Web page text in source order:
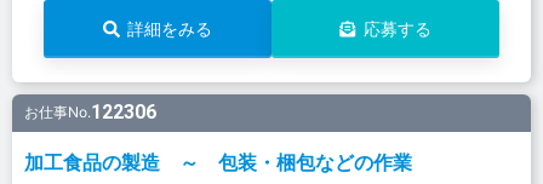
詳細をみる 応募する
お仕事No.122306
加工食品の製造 ～ 包装・梱包などの作業